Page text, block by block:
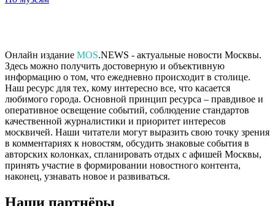
Онлайн издание MOS.NEWS - актуальные новости Москвы.
Здесь можно получить достоверную и объективную
информацию о том, что ежедневно происходит в столице.
Наш ресурс для тех, кому интересно все, что касается
любимого города. Основной принцип ресурса – правдивое и
оперативное освещение событий, соблюдение стандартов
качественной журналистики и приоритет интересов
москвичей. Наши читатели могут выразить свою точку зрения
в комментариях к новостям, обсудить знаковые события в
авторских колонках, спланировать отдых с афишей Москвы,
принять участие в формировании новостного контента,
наконец, узнавать новое и развиваться.
Наши партнёры